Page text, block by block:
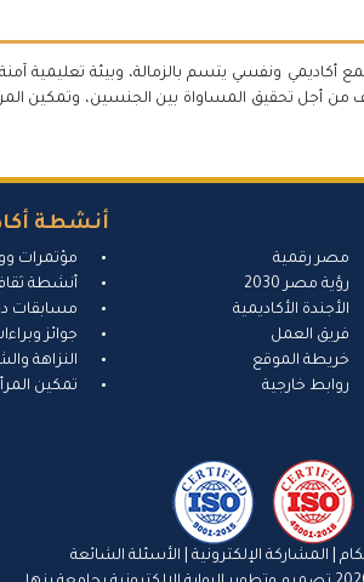
ونفسي يتسم بالزمالة، وبيئة تعليمية
أجل تحقيق المساواة بين الجنسين، وتمكين
مصر رقمية
رؤية مصر 2030
الأجندة الأكاديمية
فريق العمل
خريطة الموقع
روابط خارجية
أنشطة
مؤتمرات
أنشطة
مسابقات
جوائز
النزاهة
تمكين
المشاركة الإلكترونية
الأسئلة الشائعة